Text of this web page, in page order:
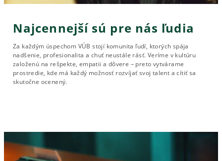
Najcennejší sú pre nás ľudia
Za každým úspechom VÚB stojí komunita ľudí, ktorých spája
nadšenie, profesionalita a chuť neustále rásť. Veríme v kultúru
založenú na rešpekte, empatii a dôvere – preto vytvárame
prostredie, kde má každý možnosť rozvíjať svoj talent a cítiť sa
skutočne ocenený.